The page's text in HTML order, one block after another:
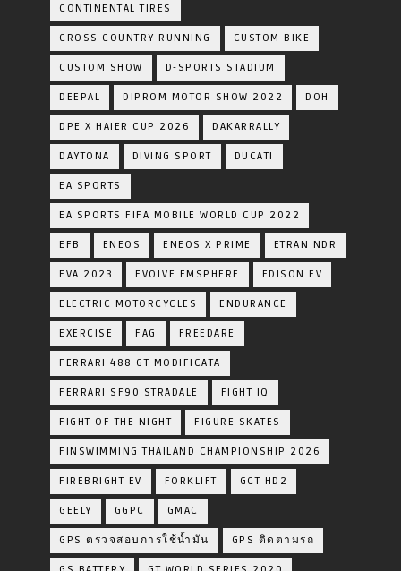
CONTINENTAL TIRES
CROSS COUNTRY RUNNING CUSTOM BIKE
CUSTOM SHOW D-SPORTS STADIUM
DEEPAL DIPROM MOTOR SHOW 2022 DOH
DPE X HAIER CUP 2026 DAKARRALLY
DAYTONA DIVING SPORT DUCATI
EA SPORTS
EA SPORTS FIFA MOBILE WORLD CUP 2022
EFB ENEOS ENEOS X PRIME ETRAN NDR
EVA 2023 EVOLVE EMSPHERE EDISON EV
ELECTRIC MOTORCYCLES ENDURANCE
EXERCISE FAG FREEDARE
FERRARI 488 GT MODIFICATA
FERRARI SF90 STRADALE FIGHT IQ
FIGHT OF THE NIGHT FIGURE SKATES
FINSWIMMING THAILAND CHAMPIONSHIP 2026
FIREBRIGHT EV FORKLIFT GCT HD2
GEELY GGPC GMAC
GPS ตรวจสอบการใช้น้ำมัน GPS ติดตามรถ